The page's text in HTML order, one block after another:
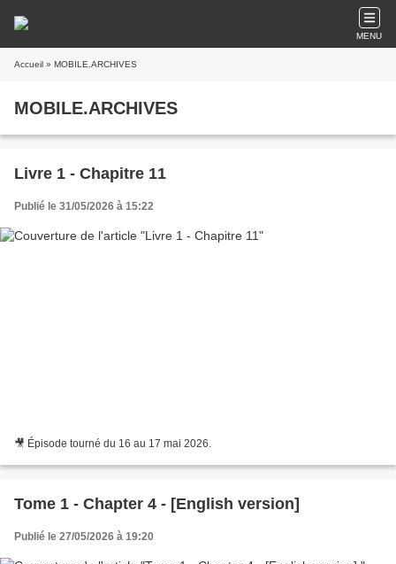
MENU
Accueil » MOBILE.ARCHIVES
MOBILE.ARCHIVES
Livre 1 - Chapitre 11
Publié le 31/05/2026 à 15:22
🎥 Épisode tourné du 16 au 17 mai 2026.
Tome 1 - Chapter 4 - [English version]
Publié le 27/05/2026 à 19:20